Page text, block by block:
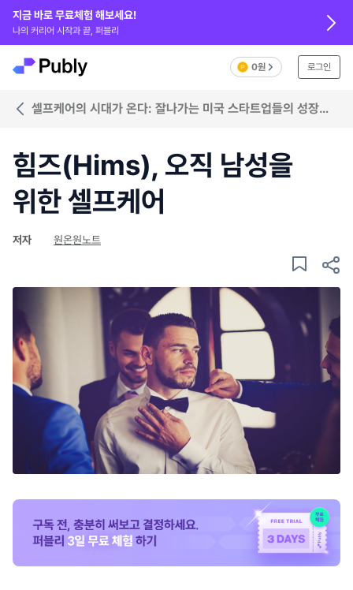
지금 바로 무료체험 해보세요!
나의 커리어 시작과 끝, 퍼블리
0원 로그인
셀프케어의 시대가 온다: 잘나가는 미국 스타트업들의 성장
힘즈(Hims), 오직 남성을
위한 셀프케어
저자 원온원노트